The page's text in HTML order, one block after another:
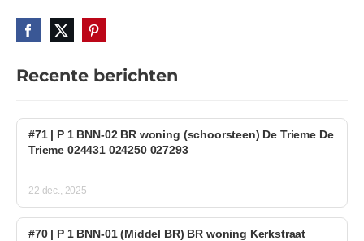
Recente berichten
#71 | P 1 BNN-02 BR woning (schoorsteen) De Trieme De
Trieme 024431 024250 027293
22 dec., 2025
#70 | P 1 BNN-01 (Middel BR) BR woning Kerkstraat